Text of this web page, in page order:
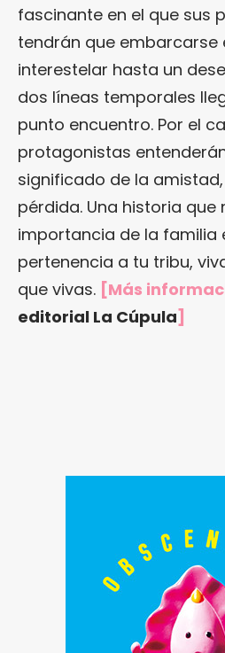
fascinante en el que sus
tendrán que embarcarse
interestelar hasta un
dos líneas temporales
punto encuentro. Por el
protagonistas
significado de la
pérdida. Una historia que
importancia de la familia
pertenencia a tu tribu,
que vivas. [Más
editorial La Cúpula]